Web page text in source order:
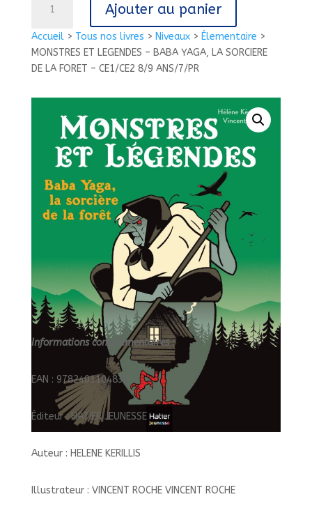
Accueil> Tous nos livres > Niveaux> Élementaire >
MONSTRES ET LEGENDES – BABA YAGA, LA SORCIERE
DE LA FORET – CE1/CE2 8/9 ANS/7/PR
MONSTRES
ET
LEGENDES
SORCIERE
FORET
CE1/CE2
Ajouter au panier
Informations complémentaires :
EAN : 9782401104839
Éditeur : HATIER JEUNESSE
Auteur : HELENE KERILLIS
Illustrateur : VINCENT ROCHE VINCENT ROCHE